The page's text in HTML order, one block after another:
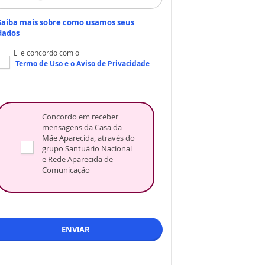
mais sobre como usamos seus
Li e concordo com o
Termo de Usoe oAviso de Privacidade
Concordo em receber
mensagens da Casa da
Mãe Aparecida, através do
grupo Santuário Nacional
e Rede Aparecida de
Comunicação
ENVIAR